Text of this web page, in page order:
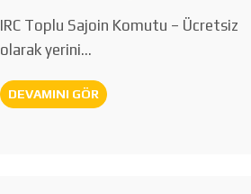
IRC Toplu Sajoin Komutu – Ücretsiz
olarak yerini…
DEVAMINI GÖR